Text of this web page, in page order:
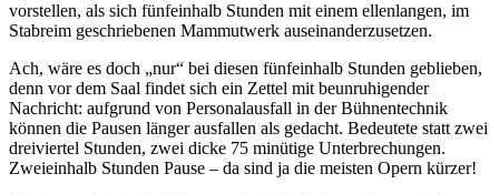
vorstellen, als sich fünfeinhalb Stunden mit einem ellenlangen, im
Stabreim geschriebenen Mammutwerk auseinanderzusetzen.
Ach, wäre es doch „nur“ bei diesen fünfeinhalb Stunden geblieben,
denn vor dem Saal findet sich ein Zettel mit beunruhigender
Nachricht: aufgrund von Personalausfall in der Bühnentechnik
können die Pausen länger ausfallen als gedacht. Bedeutete statt zwei
dreiviertel Stunden, zwei dicke 75 minütige Unterbrechungen.
Zweieinhalb Stunden Pause – da sind ja die meisten Opern kürzer!